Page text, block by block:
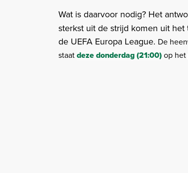
Wat is daarvoor nodig? Het
sterkst uit de strijd komen uit
de UEFA Europa League. De
staatdeze donderdag (21:00)op het